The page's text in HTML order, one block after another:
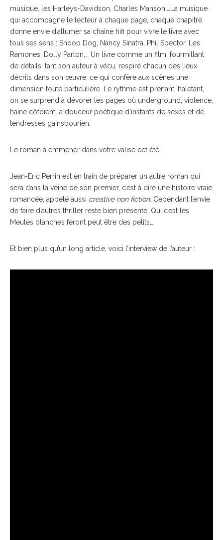
musique, les Harleys-Davidson, Charles Manson,…La musique
qui accompagne le lecteur à chaque page, chaque chapitre,
donne envie d’allumer sa chaîne hifi pour vivre le livre avec
tous ses sens : Snoop Dog, Nancy Sinatra, Phil Spector, Les
Ramones, Dolly Parton,… Un livre comme un film, fourmillant
de détails, tant son auteur à vécu, respiré chacun des lieux
décrits dans son œuvre, ce qui confère aux scènes une
dimension toute particulière. Le rythme est prenant, haletant,
on se surprend à dévorer les pages où underground, violence,
haine côtoient la douceur poétique d’instants de sexes et de
tendresses gainsbourien.
Le roman à emmener dans votre valise cet été !
Jean-Eric Perrin est en train de préparer un autre roman qui
sera dans la veine de son premier, c’est à dire une histoire vraie
romancée, appelé aussi creative non fiction. Cependant l’envie
de faire d’autres thriller reste bien présente. Qui c’est les
Meutes blanches feront peut être des petits…
Et bien plus qu’un long article, voici l’interview de l’auteur :